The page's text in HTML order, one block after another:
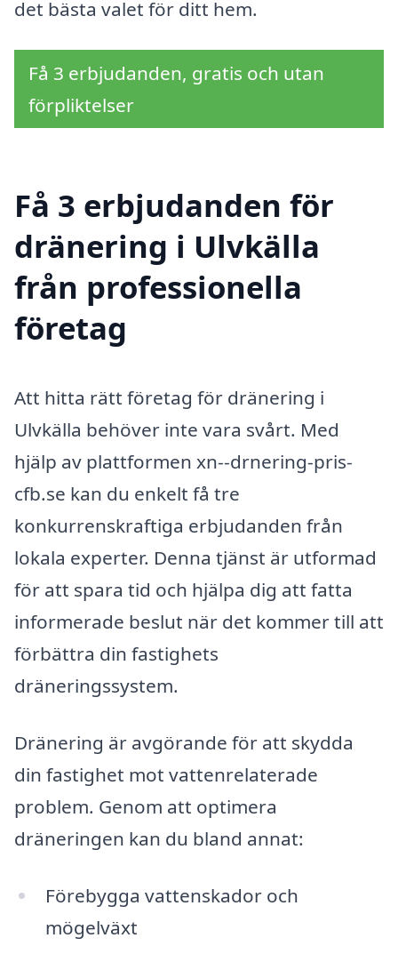
det bästa valet för ditt hem.
Få 3 erbjudanden, gratis och utan
förpliktelser
Få 3 erbjudanden för
dränering i Ulvkälla
från professionella
företag
Att hitta rätt företag för dränering i
Ulvkälla behöver inte vara svårt. Med
hjälp av plattformen xn--drnering-pris-
cfb.se kan du enkelt få tre
konkurrenskraftiga erbjudanden från
lokala experter. Denna tjänst är utformad
för att spara tid och hjälpa dig att fatta
informerade beslut när det kommer till att
förbättra din fastighets
dräneringssystem.
Dränering är avgörande för att skydda
din fastighet mot vattenrelaterade
problem. Genom att optimera
dräneringen kan du bland annat:
Förebygga vattenskador och
mögelväxt